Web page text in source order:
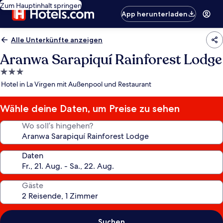
Zum Hauptinhalt springen
App herunterladen
Alle Unterkünfte anzeigen
Aranwa Sarapiquí Rainforest Lodge
3.0-
Sterne-
Hotel in La Virgen mit Außenpool und Restaurant
Wähle deine Daten, um Preise zu sehen
Wo soll’s hingehen?
Daten
Gäste